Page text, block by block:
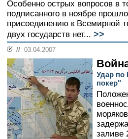
Особенно острых вопросов в
подписанного в ноябре
присоединению к Всемирной
двух государств нет... >>
// 03.04.2007
Удар по
покер"
заливе